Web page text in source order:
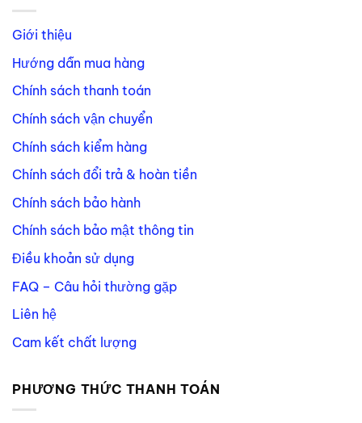
Giới thiệu
Hướng dẫn mua hàng
Chính sách thanh toán
Chính sách vận chuyển
Chính sách kiểm hàng
Chính sách đổi trả & hoàn tiền
Chính sách bảo hành
Chính sách bảo mật thông tin
Điều khoản sử dụng
FAQ – Câu hỏi thường gặp
Liên hệ
Cam kết chất lượng
PHƯƠNG THỨC THANH TOÁN